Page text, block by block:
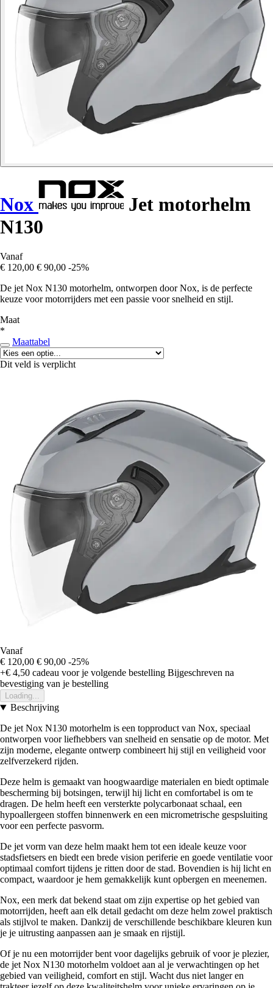
Nox
Jet motorhelm
N130
Vanaf
€ 120,00 € 90,00 -25%
De jet Nox N130 motorhelm, ontworpen door Nox, is de perfecte
keuze voor motorrijders met een passie voor snelheid en stijl.
Maat
*
Maattabel
Dit veld is verplicht
Vanaf
€ 120,00 € 90,00 -25%
+€ 4,50 cadeau voor je volgende bestelling Bijgeschreven na
bevestiging van je bestelling
Loading...
Beschrijving
De jet Nox N130 motorhelm is een topproduct van Nox, speciaal
ontworpen voor liefhebbers van snelheid en sensatie op de motor. Met
zijn moderne, elegante ontwerp combineert hij stijl en veiligheid voor
zelfverzekerd rijden.
Deze helm is gemaakt van hoogwaardige materialen en biedt optimale
bescherming bij botsingen, terwijl hij licht en comfortabel is om te
dragen. De helm heeft een versterkte polycarbonaat schaal, een
hypoallergeen stoffen binnenwerk en een micrometrische gespsluiting
voor een perfecte pasvorm.
De jet vorm van deze helm maakt hem tot een ideale keuze voor
stadsfietsers en biedt een brede vision periferie en goede ventilatie voor
optimaal comfort tijdens je ritten door de stad. Bovendien is hij licht en
compact, waardoor je hem gemakkelijk kunt opbergen en meenemen.
Nox, een merk dat bekend staat om zijn expertise op het gebied van
motorrijden, heeft aan elk detail gedacht om deze helm zowel praktisch
als stijlvol te maken. Dankzij de verschillende beschikbare kleuren kun
je je uitrusting aanpassen aan je smaak en rijstijl.
Of je nu een motorrijder bent voor dagelijks gebruik of voor je plezier,
de jet Nox N130 motorhelm voldoet aan al je verwachtingen op het
gebied van veiligheid, comfort en stijl. Wacht dus niet langer en